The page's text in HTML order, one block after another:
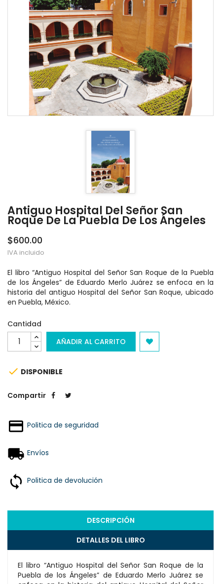
Antiguo Hospital Del Señor San
Roque De La Puebla De Los Ángeles
$600.00
IVA incluido
El libro “Antiguo Hospital del Señor San Roque de la Puebla
de los Ángeles” de Eduardo Merlo Juárez se enfoca en la
historia del antiguo Hospital del Señor San Roque, ubicado
en Puebla, México.
Cantidad
AÑADIR AL CARRITO
 DISPONIBLE
Compartir
Politica de seguridad
Envíos
Politica de devolución
DESCRIPCIÓN
DETALLES DEL LIBRO
El libro “Antiguo Hospital del Señor San Roque de la
Puebla de los Ángeles” de Eduardo Merlo Juárez se